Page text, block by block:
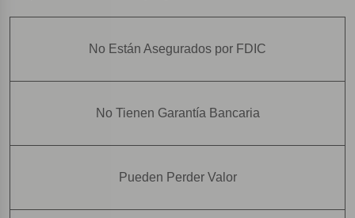
No Están Asegurados por FDIC
No Tienen Garantía Bancaria
Pueden Perder Valor